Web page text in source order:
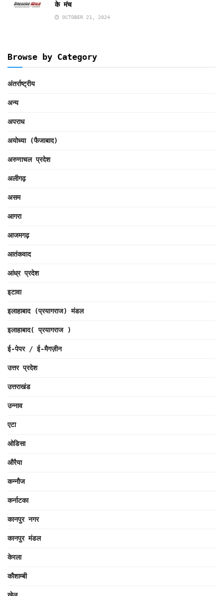
के मंच
OCTOBER 21, 2024
Browse by Category
अंतर्राष्ट्रीय
अन्य
अपराध
अयोध्या (फैजाबाद)
अरुणाचल प्रदेश
अलीगढ़
असम
आगरा
आजमगढ़
आतंकवाद
आंध्र प्रदेश
इटावा
इलाहाबाद (प्रयागराज) मंडल
इलाहाबाद( प्रयागराज )
ई-पेपर / ई-मैगज़ीन
उत्तर प्रदेश
उत्तराखंड
उन्नाव
एटा
ओडिसा
औरैया
कन्नौज
कर्नाटका
कानपुर नगर
कानपुर मंडल
केरला
कौशाम्बी